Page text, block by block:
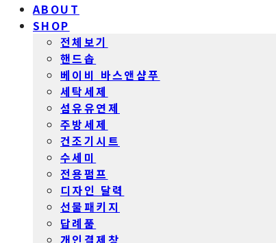
ABOUT
SHOP
전체보기
핸드솝
베이비 바스앤샴푸
세탁세제
섬유유연제
주방세제
건조기시트
수세미
전용펌프
디자인 달력
선물패키지
답례품
개인결제창